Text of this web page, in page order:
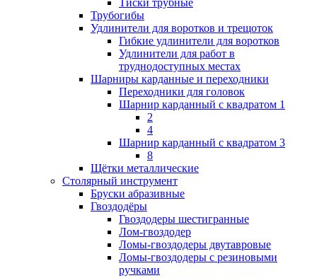
Тиски трубные
Трубогибы
Удлинители для воротков и трещоток
Гибкие удлинители для воротков
Удлинители для работ в
труднодоступных местах
Шарниры карданные и переходники
Переходники для головок
Шарнир карданный с квадратом 1
2
4
Шарнир карданный с квадратом 3
8
Щётки металлические
Столярный инструмент
Бруски абразивные
Гвоздодёры
Гвоздодеры шестигранные
Лом-гвоздодер
Ломы-гвоздодеры двутавровые
Ломы-гвоздодеры с резиновыми
ручками